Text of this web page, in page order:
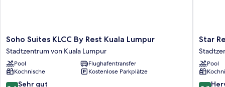
Soho
Suites
KLCC
By
Rest
Kuala
Soho Suites KLCC By Rest Kuala Lumpur
Stadtzentrum von Kuala Lumpur
Pool
Flughafentransfer
Kochnische
Kostenlose Parkplätze
8.4 Sehr gut
Star
by
Suites
Star
Pool
8.8